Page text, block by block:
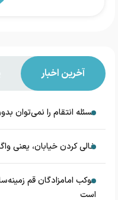
آخرین اخبار
مسئله انتقام را نمی‌توان
خالی کردن خیابان، یعنی
موکب امامزادگان قم
است